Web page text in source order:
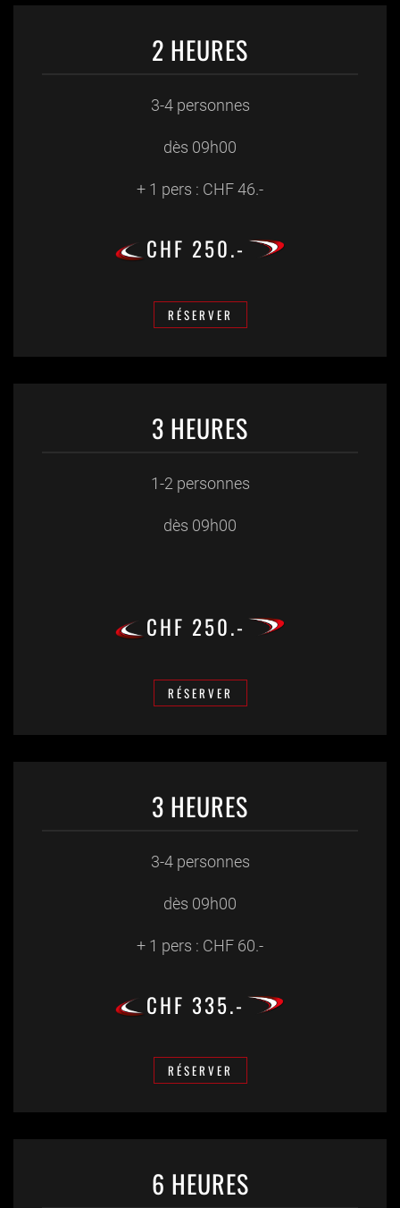
2 HEURES
3-4 personnes
dès 09h00
+ 1 pers : CHF 46.-
CHF 250.-
RÉSERVER
3 HEURES
1-2 personnes
dès 09h00
CHF 250.-
RÉSERVER
3 HEURES
3-4 personnes
dès 09h00
+ 1 pers : CHF 60.-
CHF 335.-
RÉSERVER
6 HEURES